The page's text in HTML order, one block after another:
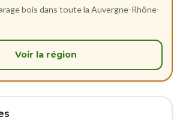
bois dans toute la Auvergne-Rhône-
Voir la région